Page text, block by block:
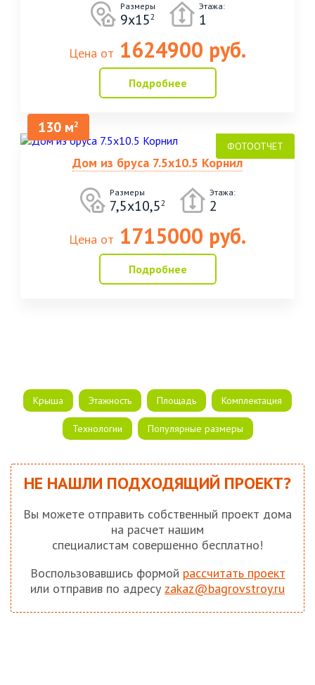
Размеры
9х152
Этажа:
1
Цена от 1624900 руб.
Подробнее
130 м2
Дом из бруса 7.5х10.5 Корнил
Размеры
7,5х10,52
Этажа:
2
Цена от 1715000 руб.
Подробнее
Крыша Этажность Площадь Комплектация
Технологии Популярные размеры
НЕ НАШЛИ ПОДХОДЯЩИЙ ПРОЕКТ?
Вы можете отправить собственный проект дома
на расчет нашим
специалистам совершенно бесплатно!
Воспользовавшись формой рассчитать проект
или отправив по адресу zakaz@bagrovstroy.ru